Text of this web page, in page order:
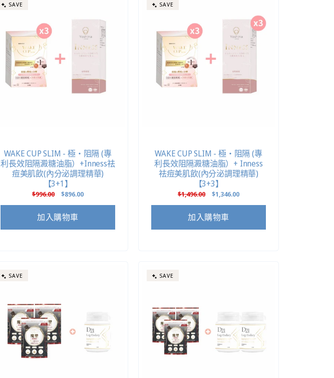
SAVE
WAKE CUP SLIM - 極・阻隔 (專
利長效阻隔澱糖油脂）+Inness祛
痘美肌飲(內分泌調理精華)
【3+1】
定
$996.00 售
$896.00
加入購物車
SAVE
WAKE CUP SLIM - 極・阻隔 (專
利長效阻隔澱糖油脂）+ Inness
祛痘美肌飲(內分泌調理精華)
【3+3】
定
$1,496.00 售
$1,346.00
加入購物車
SAVE SAVE